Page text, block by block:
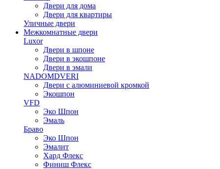
Двери для дома
Двери для квартиры
Уличные двери
Межкомнатные двери
Luxor
Двери в шпоне
Двери в экошпоне
Двери в эмали
NADOMDVERI
Двери с алюминиевой кромкой
Экошпон
VFD
Эко Шпон
Эмаль
Браво
Эко Шпон
Эмалит
Хард Флекс
Финиш Флекс